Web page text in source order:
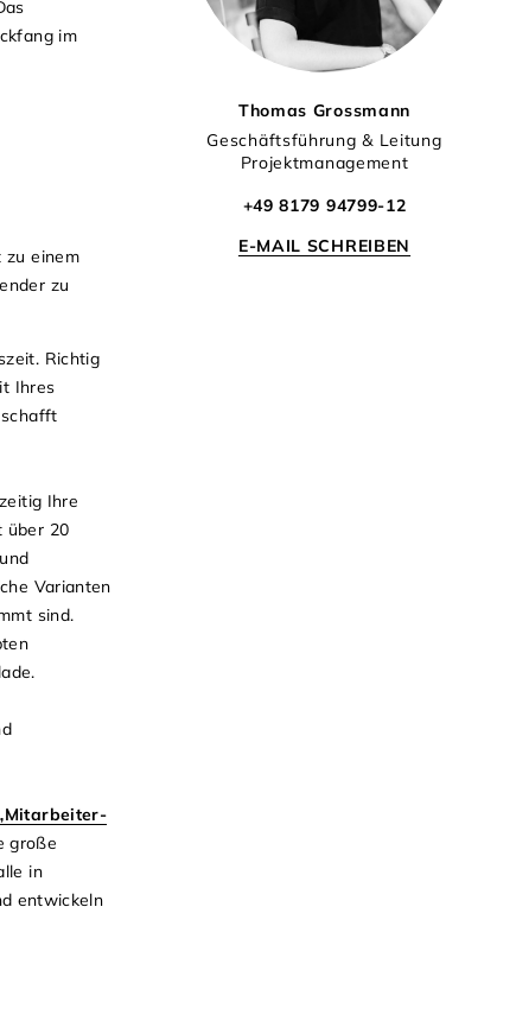
im
zu einem
zu
Richtig
Ihres
Ihre
über 20
Varianten
sind.
große
in
entwickeln
Thomas Grossmann
Geschäftsführung & Leitung
Projektmanagement
+49 8179 94799-12
E-MAIL SCHREIBEN